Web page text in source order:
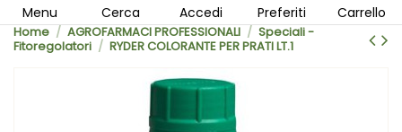
Menu Cerca Accedi Preferiti Carrello
Home AGROFARMACI PROFESSIONALI
Speciali -
Fitoregolatori
RYDER COLORANTE PER PRATI LT.1